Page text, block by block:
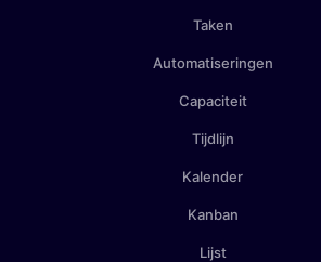
Taken
Automatiseringen
Capaciteit
Tijdlijn
Kalender
Kanban
Lijst